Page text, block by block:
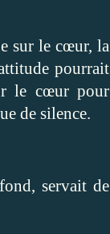
sur le cœur, la
pourrait
le cœur pour
de silence.
servait de